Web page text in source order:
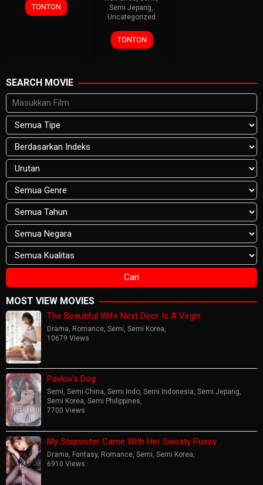
TONTON
Semi Jepang,
Uncategorized
TONTON
SEARCH MOVIE
MOST VIEW MOVIES
The Beautiful Wife Next Door Is A Virgin
Drama, Romance, Semi, Semi Korea,
10679 Views
Pavlov’s Dog
Semi, Semi China, Semi Indo, Semi Indonesia, Semi Jepang,
Semi Korea, Semi Philippines,
7700 Views
My Stepsister Came With Her Sweaty Pussy
Drama, Fantasy, Romance, Semi, Semi Korea,
6910 Views